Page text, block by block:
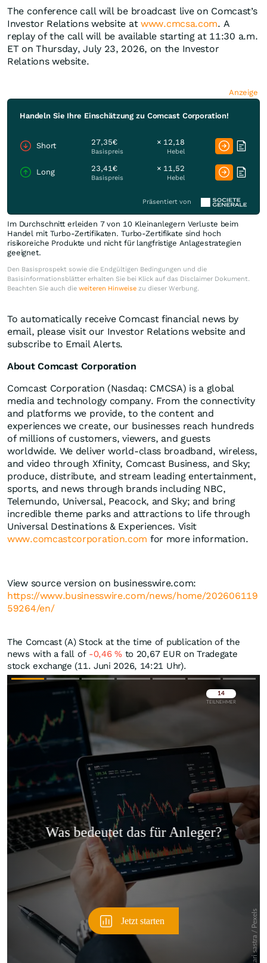
The conference call will be broadcast live on Comcast’s
Investor Relations website at www.cmcsa.com. A
replay of the call will be available starting at 11:30 a.m.
ET on Thursday, July 23, 2026, on the Investor
Relations website.
Anzeige
Handeln Sie Ihre Einschätzung zu Comcast Corporation!
Short 27,35€
Basispreis
× 12,18
Hebel
Long 23,41€
Basispreis
× 11,52
Hebel
Präsentiert von
Im Durchschnitt erleiden 7 von 10 Kleinanlegern Verluste beim
Handel mit Turbo-Zertifikaten. Turbo-Zertifikate sind hoch
risikoreiche Produkte und nicht für langfristige Anlagestrategien
geeignet.
Den Basisprospekt sowie die Endgültigen Bedingungen und die
Basisinformationsblätter erhalten Sie bei Klick auf das Disclaimer Dokument.
Beachten Sie auch die weiteren Hinweise zu dieser Werbung.
To automatically receive Comcast financial news by
email, please visit our Investor Relations website and
subscribe to Email Alerts.
About Comcast Corporation
Comcast Corporation (Nasdaq: CMCSA) is a global
media and technology company. From the connectivity
and platforms we provide, to the content and
experiences we create, our businesses reach hundreds
of millions of customers, viewers, and guests
worldwide. We deliver world-class broadband, wireless,
and video through Xfinity, Comcast Business, and Sky;
produce, distribute, and stream leading entertainment,
sports, and news through brands including NBC,
Telemundo, Universal, Peacock, and Sky; and bring
incredible theme parks and attractions to life through
Universal Destinations & Experiences. Visit
www.comcastcorporation.com for more information.
View source version on businesswire.com:
https://www.businesswire.com/news/home/202606119
59264/en/
The Comcast (A) Stock at the time of publication of the
news with a fall of -0,46%to 20,67 EUR on Tradegate
stock exchange (11. Juni 2026, 14:21 Uhr).
Überspringen